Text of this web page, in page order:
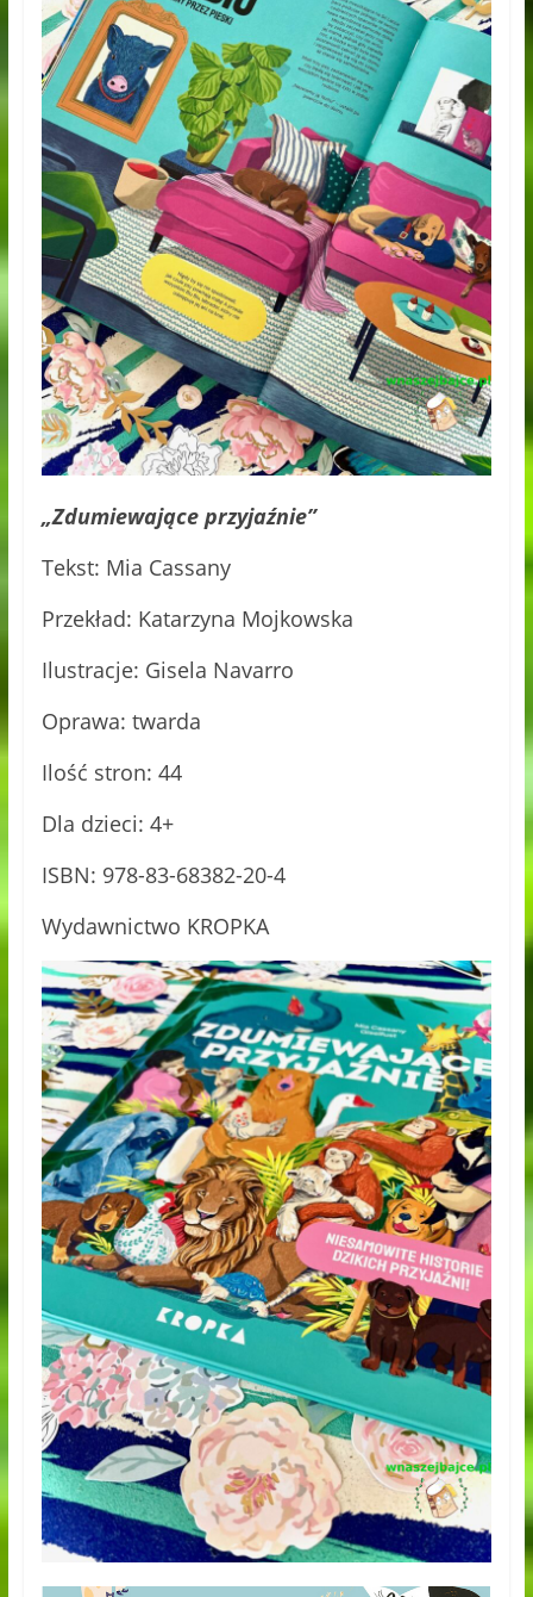
„Zdumiewające przyjaźnie”
Tekst: Mia Cassany
Przekład: Katarzyna Mojkowska
Ilustracje: Gisela Navarro
Oprawa: twarda
Ilość stron: 44
Dla dzieci: 4+
ISBN: 978-83-68382-20-4
Wydawnictwo KROPKA